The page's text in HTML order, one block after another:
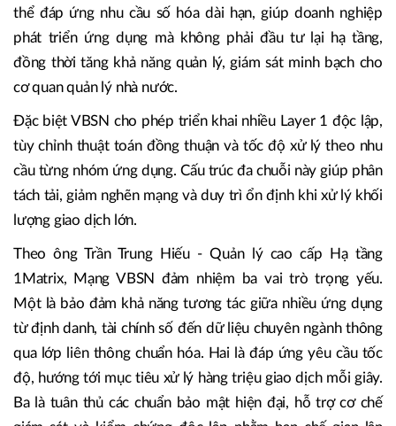
triển Doanh nghiệp công nghệ số Việt Nam lần thứ 6,
Mạng dịch vụ Đa chuỗi Blockchain Việt Nam (VBSN) đã
được Công ty 1Matrix thiết kế với sự tư vấn của BCG và
VBA. Với kiến trúc 5 tầng, theo mô hình đa chuỗi, tối ưu
thể đáp ứng nhu cầu số hóa dài hạn, giúp doanh nghiệp
phát triển ứng dụng mà không phải đầu tư lại hạ tầng,
đồng thời tăng khả năng quản lý, giám sát minh bạch cho
cơ quan quản lý nhà nước.
tùy chỉnh thuật toán đồng thuận và tốc độ xử lý theo nhu
cầu từng nhóm ứng dụng. Cấu trúc đa chuỗi này giúp phân
tách tải, giảm nghẽn mạng và duy trì ổn định khi xử lý khối
lượng giao dịch lớn.
Theo ông Trần Trung Hiếu - Quản lý cao cấp Hạ tầng
1Matrix, Mạng VBSN đảm nhiệm ba vai trò trọng yếu.
Một là bảo đảm khả năng tương tác giữa nhiều ứng dụng